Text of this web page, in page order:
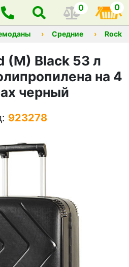
0 0
Средние Rock
(M) Black 53 л
на 4
черный
923278